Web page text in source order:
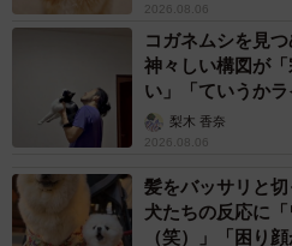
2026.08.06
コガネムシを見
神々しい構図が
い」「ていうかラ
梨木 香奈
2026.08.06
髪をバッサリと
犬たちの反応に
（笑）」「困り